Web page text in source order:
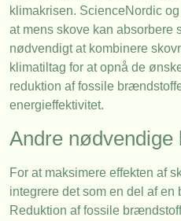
klimakrisen. ScienceNordic
at mens skove kan absorbere
nødvendigt at kombinere
klimatiltag for at opnå de
reduktion af fossile
energieffektivitet.
Andre nødvendige
For at maksimere effekten af
integrere det som en del af en
Reduktion af fossile